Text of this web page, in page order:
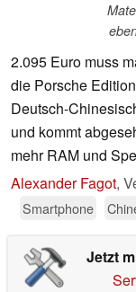
2.095 Euro muss
die Porsche
Deutsch-
und kommt
mehr RAM und
Alexander Fagot,
Smartphone
Jetzt